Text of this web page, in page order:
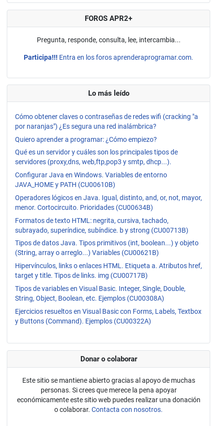
FOROS APR2+
Pregunta, responde, consulta, lee, intercambia...
Participa!!! Entra en los foros aprenderaprogramar.com.
Lo más leído
Cómo obtener claves o contraseñas de redes wifi (cracking "a
por naranjas") ¿Es segura una red inalámbrica?
Quiero aprender a programar: ¿Cómo empiezo?
Qué es un servidor y cuáles son los principales tipos de
servidores (proxy,dns, web,ftp,pop3 y smtp, dhcp...).
Configurar Java en Windows. Variables de entorno
JAVA_HOME y PATH (CU00610B)
Operadores lógicos en Java. Igual, distinto, and, or, not, mayor,
menor. Cortocircuito. Prioridades (CU00634B)
Formatos de texto HTML: negrita, cursiva, tachado,
subrayado, superíndice, subíndice. b y strong (CU00713B)
Tipos de datos Java. Tipos primitivos (int, boolean...) y objeto
(String, array o arreglo...) Variables (CU00621B)
Hipervínculos, links o enlaces HTML. Etiqueta a. Atributos href,
target y title. Tipos de links. img (CU00717B)
Tipos de variables en Visual Basic. Integer, Single, Double,
String, Object, Boolean, etc. Ejemplos (CU00308A)
Ejercicios resueltos en Visual Basic con Forms, Labels, Textbox
y Buttons (Command). Ejemplos (CU00322A)
Donar o colaborar
Este sitio se mantiene abierto gracias al apoyo de muchas
personas. Si crees que merece la pena apoyar
económicamente este sitio web puedes realizar una donación
o colaborar. Contacta con nosotros.